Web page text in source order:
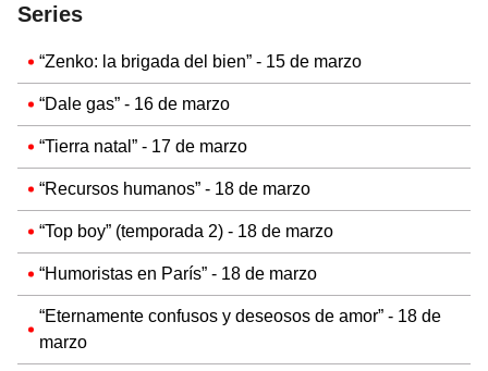
Series
“Zenko: la brigada del bien” - 15 de marzo
“Dale gas” - 16 de marzo
“Tierra natal” - 17 de marzo
“Recursos humanos” - 18 de marzo
“Top boy” (temporada 2) - 18 de marzo
“Humoristas en París” - 18 de marzo
“Eternamente confusos y deseosos de amor” - 18 de
marzo